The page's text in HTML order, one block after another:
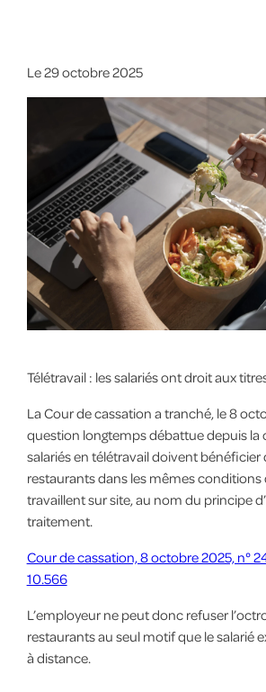
Le29 octobre 2025
Télétravail : les salariés ont droit aux
La Cour de cassation a tranché, le 8
question longtemps débattue depuis la
salariés en télétravail doivent bénéficier
restaurants dans les mêmes conditions
travaillent sur site, au nom du principe
traitement.
Cour de cassation, 8 octobre 2025, n°
10.566
L’employeur ne peut donc refuser
restaurants au seul motif que le salarié
à distance.